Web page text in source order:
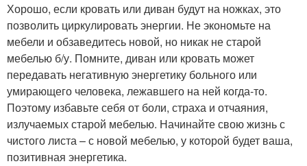
Хорошо, если кровать или диван будут на ножках, это
позволить циркулировать энергии. Не экономьте на
мебели и обзаведитесь новой, но никак не старой
мебелью б/у. Помните, диван или кровать может
передавать негативную энергетику больного или
умирающего человека, лежавшего на ней когда-то.
Поэтому избавьте себя от боли, страха и отчаяния,
излучаемых старой мебелью. Начинайте свою жизнь с
чистого листа – с новой мебелью, у которой будет ваша,
позитивная энергетика.